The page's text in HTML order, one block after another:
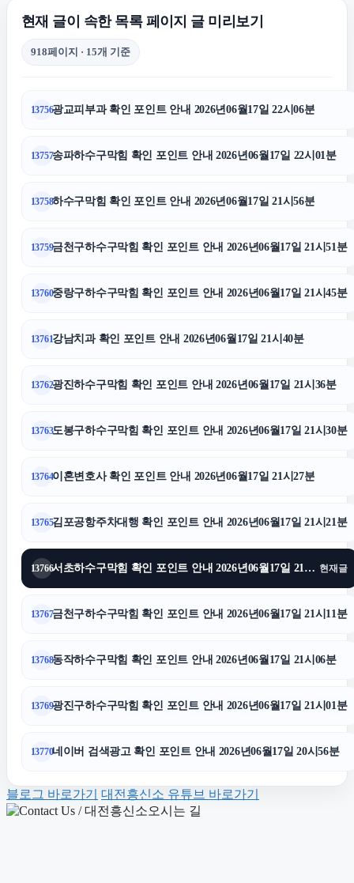
의정부법률사무소
상간남소송
수원형사변호사
광진구하수구막힘
용인형사전문변호사
개인회생중대출
현재 글이 속한 목록 페이지 글 미리보기
918페이지 · 15개 기준
13756광교피부과 확인 포인트 안내 2026년06월17일 22시06분
13757송파하수구막힘 확인 포인트 안내 2026년06월17일 22시01분
13758하수구막힘 확인 포인트 안내 2026년06월17일 21시56분
13759금천구하수구막힘 확인 포인트 안내 2026년06월17일 21시51분
13760중랑구하수구막힘 확인 포인트 안내 2026년06월17일 21시45분
13761강남치과 확인 포인트 안내 2026년06월17일 21시40분
13762광진하수구막힘 확인 포인트 안내 2026년06월17일 21시36분
13763도봉구하수구막힘 확인 포인트 안내 2026년06월17일 21시30분
13764이혼변호사 확인 포인트 안내 2026년06월17일 21시27분
13765김포공항주차대행 확인 포인트 안내 2026년06월17일 21시21분
13766 서초하수구막힘 확인 포인트 안내 2026년06월17일 21시16분 현재글
13767금천구하수구막힘 확인 포인트 안내 2026년06월17일 21시11분
13768동작하수구막힘 확인 포인트 안내 2026년06월17일 21시06분
13769광진구하수구막힘 확인 포인트 안내 2026년06월17일 21시01분
13770네이버 검색광고 확인 포인트 안내 2026년06월17일 20시56분
블로그 바로가기 대전흥신소 유튜브 바로가기